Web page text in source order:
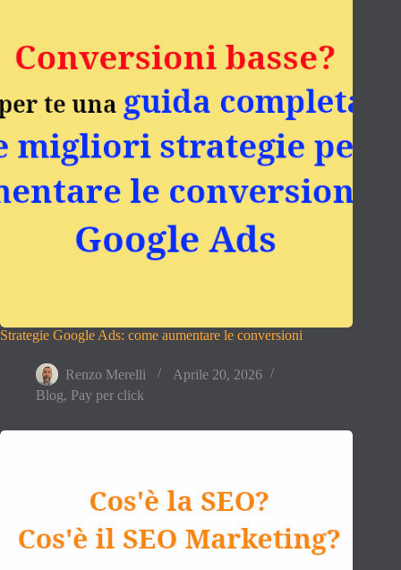
Strategie Google Ads: come aumentare le conversioni
Renzo Merelli
Aprile 20, 2026
Blog, Pay per click